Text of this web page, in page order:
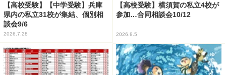
【高校受験】【中学受験】兵庫
県内の私立31校が集結、個別相
談会9/6
2026.7.28
【高校受験】横須賀の私立4校が
参加…合同相談会10/12
2026.8.5